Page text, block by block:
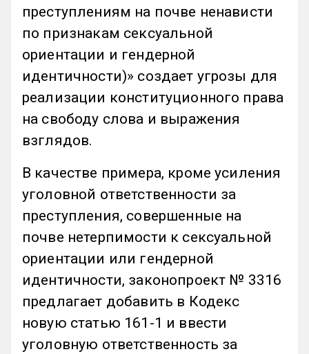
преступлениям на почве ненависти
по признакам сексуальной
ориентации и гендерной
идентичности)» создает угрозы для
реализации конституционного права
на свободу слова и выражения
взглядов.
В качестве примера, кроме усиления
уголовной ответственности за
преступления, совершенные на
почве нетерпимости к сексуальной
ориентации или гендерной
идентичности, законопроект № 3316
предлагает добавить в Кодекс
новую статью 161-1 и ввести
уголовную ответственность за